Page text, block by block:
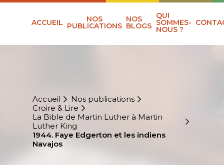
ACCUEIL NOS
PUBLICATIONS
NOS
BLOGS
QUI
SOMMES-
NOUS ?
Accueil
Nos publications
Croire & Lire
La Bible de Martin Luther à Martin
Luther King
1944. Faye Edgerton et les indiens
Navajos